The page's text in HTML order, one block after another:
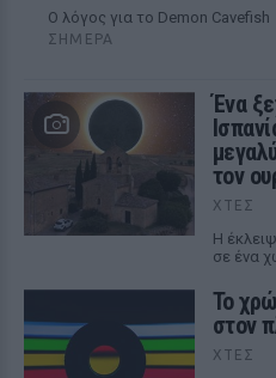
Ο λόγος για το Demon Cavefish
ΣΉΜΕΡΑ
Ένα
τον
ΧΤΕΣ
Η
σε ένα
Το
στον
ΧΤΕΣ